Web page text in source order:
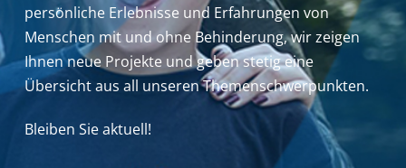
persönliche Erlebnisse und Erfahrungen von
Menschen mit und ohne Behinderung,wir zeigen
Ihnen neue Projekte und geben stetig eine
Übersicht aus all unseren Themenschwerpunkten.
Bleiben Sie aktuell!